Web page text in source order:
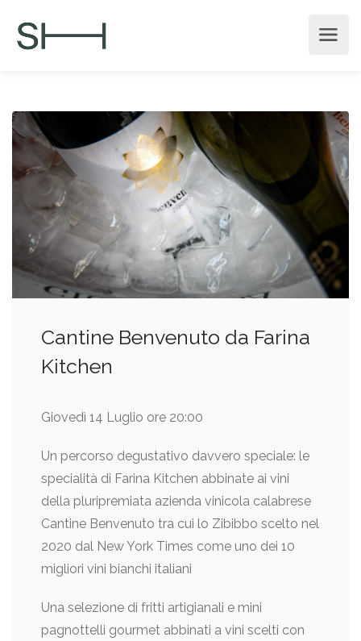
Cantine Benvenuto da Farina
Kitchen
Giovedì 14 Luglio ore 20:00
Un percorso degustativo davvero speciale: le
specialità di Farina Kitchen abbinate ai vini
della pluripremiata azienda vinicola calabrese
Cantine Benvenuto tra cui lo Zibibbo scelto nel
2020 dal New York Times come uno dei 10
migliori vini bianchi italiani
Una selezione di fritti artigianali e mini
pagnottelli gourmet abbinati a vini scelti con